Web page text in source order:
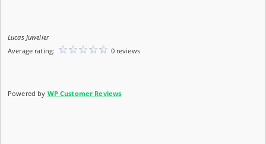
Lucas Juwelier
Average rating:
0 reviews
Powered by WP Customer Reviews